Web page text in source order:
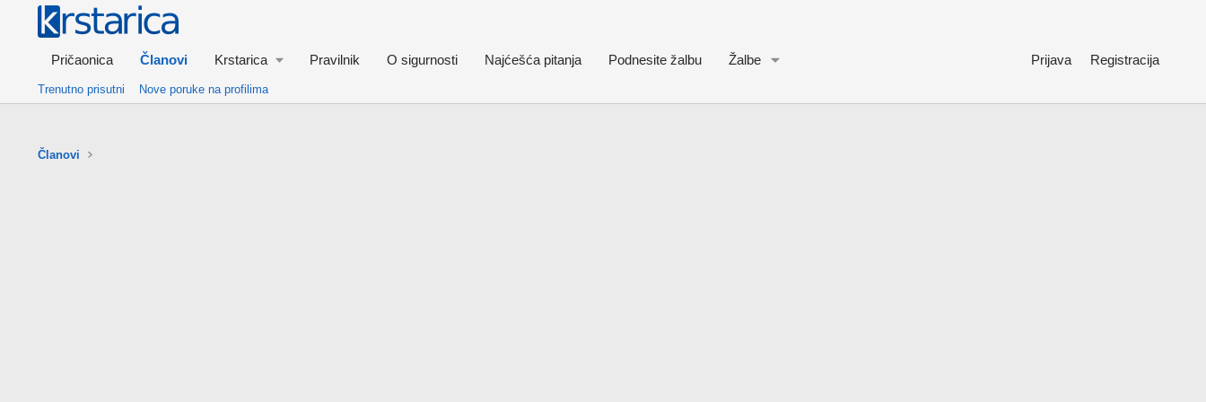
Pričaonica Članovi Krstarica Pravilnik O sigurnosti Najćešća pitanja Podnesite žalbu Žalbe Prijava Registracija
Trenutno prisutni Nove poruke na profilima
Članovi